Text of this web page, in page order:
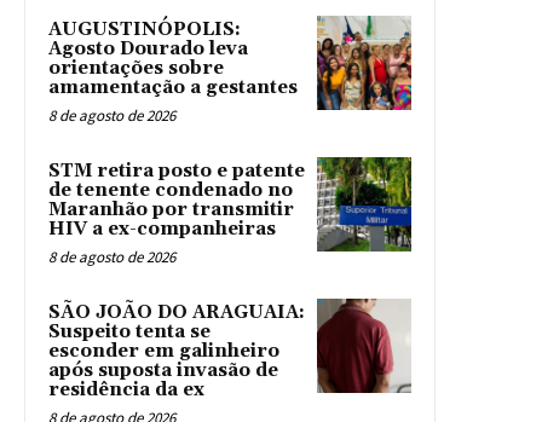
AUGUSTINÓPOLIS:
Agosto Dourado leva
orientações sobre
amamentação a gestantes
8 de agosto de 2026
STM retira posto e patente
de tenente condenado no
Maranhão por transmitir
HIV a ex-companheiras
8 de agosto de 2026
SÃO JOÃO DO ARAGUAIA:
Suspeito tenta se
esconder em galinheiro
após suposta invasão de
residência da ex